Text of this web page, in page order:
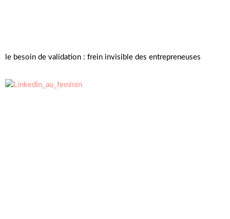
le besoin de validation : frein invisible des entrepreneuses